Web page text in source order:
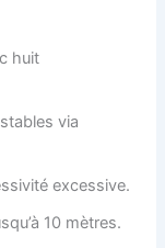
huit
via
excessive.
10 mètres.